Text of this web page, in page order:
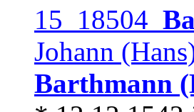
15 18504
Johann
Barthmann